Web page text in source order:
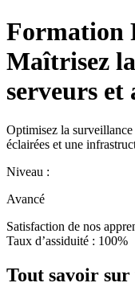
Formation
Maîtrisez
serveurs
Optimisez la
éclairées et une
Niveau :
Avancé
Satisfaction de nos
Taux d’assiduité : 100%
Tout savoir